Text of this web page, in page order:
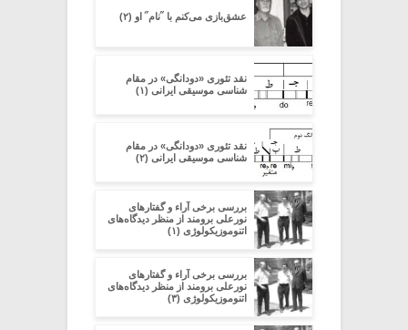
عشق‌بازی می‌کنم با ˝نام˝ او (۲)
نقد تئوری «دودانگی» در مقام
شناسی موسیقی ایرانی (۱)
نقد تئوری «دودانگی» در مقام
شناسی موسیقی ایرانی (۲)
بررسی برخی آراء و گفتارهای
نورعلی برومند از منظر دیدگاه‌های
اتنوموزیکولوژی (۱)
بررسی برخی آراء و گفتارهای
نورعلی برومند از منظر دیدگاه‌های
اتنوموزیکولوژی (۳)